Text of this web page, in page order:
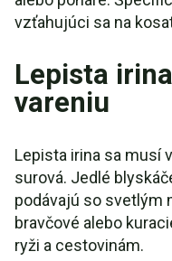
vzťahujúci sa na
Lepista
vareniu
Lepista irina sa musí
surová. Jedlé
podávajú so svetlým
bravčové alebo
ryži a cestovinám.